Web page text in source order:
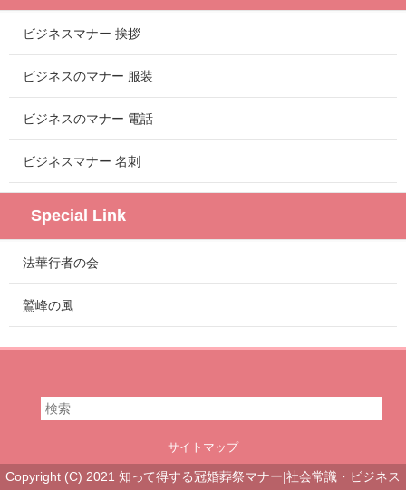
ビジネスマナー 挨拶
ビジネスのマナー 服装
ビジネスのマナー 電話
ビジネスマナー 名刺
Special Link
法華行者の会
鷲峰の風
サイトマップ
Copyright (C) 2021 知って得する冠婚葬祭マナー|社会常識・ビジネス